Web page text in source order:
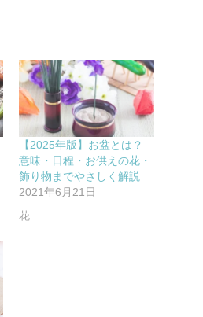
【2025年版】お盆とは？
意味・日程・お供えの花・
飾り物までやさしく解説
2021年6月21日
花